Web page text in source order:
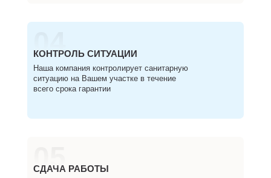
04
КОНТРОЛЬ СИТУАЦИИ
Наша компания контролирует санитарную
ситуацию на Вашем участке в течение
всего срока гарантии
05
СДАЧА РАБОТЫ